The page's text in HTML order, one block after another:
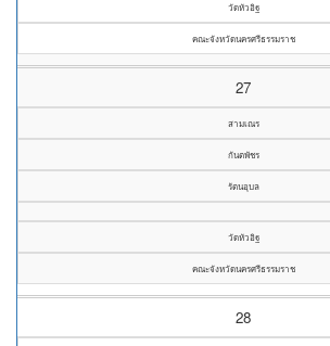
วัดหัวอิฐ
คณะจังหวัดนครศรีธรรมราช
27
สามเณร
กันตพัชร
รัตนอุบล
วัดหัวอิฐ
คณะจังหวัดนครศรีธรรมราช
28